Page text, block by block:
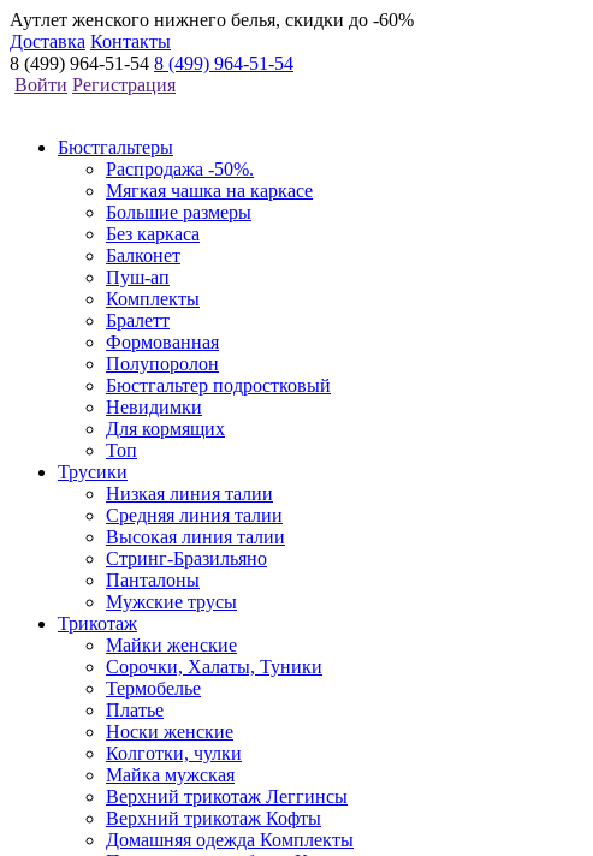
Аутлет женского нижнего белья, скидки до -60%
Доставка Контакты
8 (499) 964-51-54 8 (499) 964-51-54
Войти Регистрация
Бюстгальтеры
Распродажа -50%.
Мягкая чашка на каркасе
Большие размеры
Без каркаса
Балконет
Пуш-ап
Комплекты
Бралетт
Формованная
Полупоролон
Бюстгальтер подростковый
Невидимки
Для кормящих
Топ
Трусики
Низкая линия талии
Средняя линия талии
Высокая линия талии
Стринг-Бразильяно
Панталоны
Мужские трусы
Трикотаж
Майки женские
Сорочки, Халаты, Туники
Термобелье
Платье
Носки женские
Колготки, чулки
Майка мужская
Верхний трикотаж Леггинсы
Верхний трикотаж Кофты
Домашняя одежда Комплекты